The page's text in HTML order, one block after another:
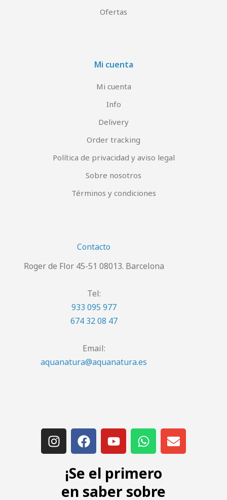
Ofertas
Mi cuenta
Mi cuenta
Info
Delivery
Order tracking
Política de privacidad y aviso legal
Sobre nosotros
Términos y condiciones
Contacto
Roger de Flor 45-51 08013. Barcelona
Tel:
933 095 977
674 32 08 47
Email:
aquanatura@aquanatura.es
¡Se el primero
en saber sobre